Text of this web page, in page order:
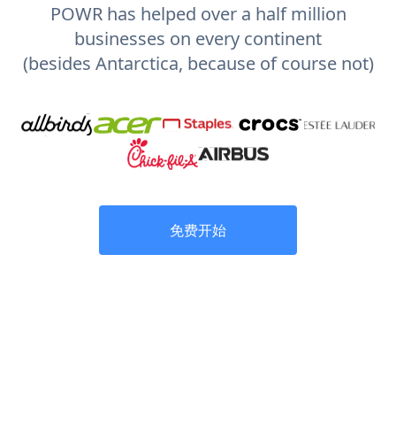
POWR has helped over a half million
businesses on every continent
(besides Antarctica, because of course not)
免费开始